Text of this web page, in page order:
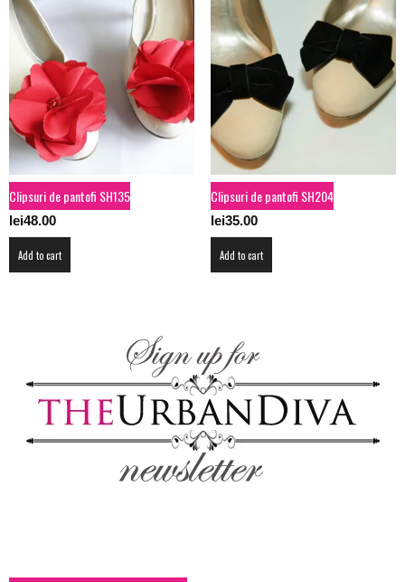
Clipsuri de pantofi SH135
lei48.00
Add to cart
Clipsuri de pantofi SH204
lei35.00
Add to cart